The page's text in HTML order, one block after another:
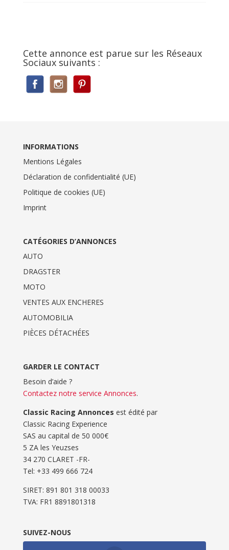
Cette annonce est parue sur les Réseaux
Sociaux suivants :
INFORMATIONS
Mentions Légales
Déclaration de confidentialité (UE)
Politique de cookies (UE)
Imprint
CATÉGORIES D’ANNONCES
AUTO
DRAGSTER
MOTO
VENTES AUX ENCHERES
AUTOMOBILIA
PIÈCES DÉTACHÉES
GARDER LE CONTACT
Besoin d’aide ?
Contactez notre service Annonces.
Classic Racing Annonces est édité par
Classic Racing Experience
SAS au capital de 50 000€
5 ZA les Yeuzses
34 270 CLARET -FR-
Tel: ‭+33 499 666 724‬
SIRET: 891 801 318 00033
TVA: FR1 8891801318
SUIVEZ-NOUS